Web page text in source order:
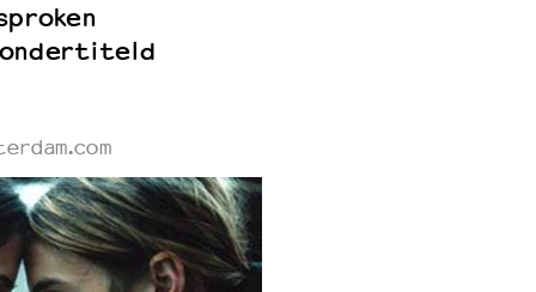
ondertiteld